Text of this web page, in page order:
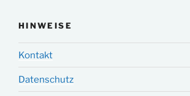
HINWEISE
Kontakt
Datenschutz